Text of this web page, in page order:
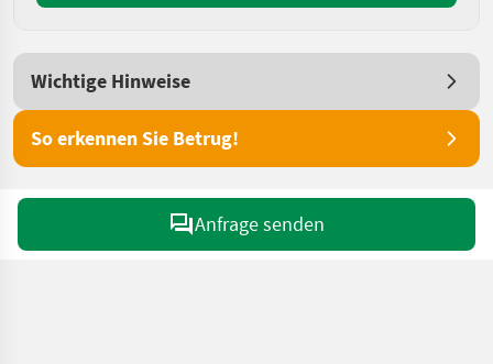
Wichtige Hinweise
So erkennen Sie Betrug!
Anfrage senden